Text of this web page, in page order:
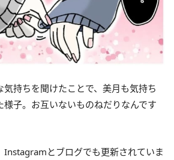
持ちを聞けたことで、美月も気持ち
様子。お互いないものねだりなんです
Instagramとブログでも更新されていま